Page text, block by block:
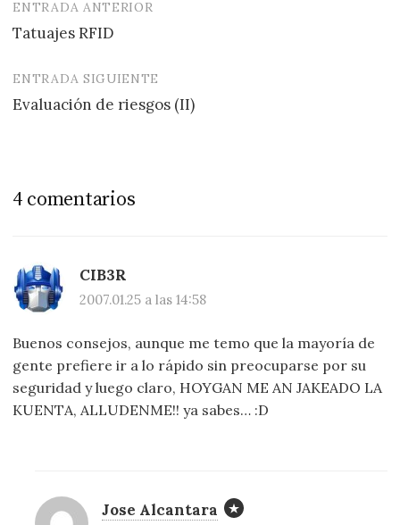
Navegación
de
entradas
ENTRADA ANTERIOR
Tatuajes RFID
ENTRADA SIGUIENTE
Evaluación de riesgos (II)
4 comentarios
CIB3R
2007.01.25 a las 14:58
Buenos consejos, aunque me temo que la mayoría de
gente prefiere ir a lo rápido sin preocuparse por su
seguridad y luego claro, HOYGAN ME AN JAKEADO LA
KUENTA, ALLUDENME!! ya sabes… :D
Jose Alcantara